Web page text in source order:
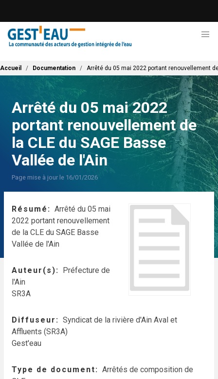
contenu
principal
Fil d'Ariane
Accueil Documentation Arrêté du 05 mai 2022 portant renouvellement
Arrêté du 05 mai 2022
portant renouvellement de
la CLE du SAGE Basse
Vallée de l'Ain
Page mise à jour le 16/01/2026
Résumé
Arrêté du 05 mai
2022 portant renouvellement
de la CLE du SAGE Basse
Vallée de l'Ain
Auteur(s)
Préfecture de
l'Ain
SR3A
Diffuseur
Syndicat de la rivière d'Ain Aval et
Affluents (SR3A)
Gest'eau
Type de document
Arrêtés de composition de